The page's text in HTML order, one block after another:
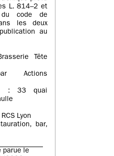
L. 814–2 et
code de
les deux
au
Tête
Actions
: 33 quai
Lyon
bar,
parue le